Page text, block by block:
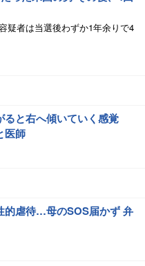
疑者は当選後わずか1年余りで4
と右へ傾いていく感覚
医師
的虐待…母のSOS届かず 弁